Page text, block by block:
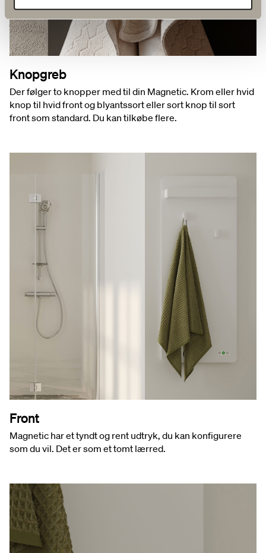
Knopgreb
Der følger to knopper med til din Magnetic. Krom eller hvid
knop til hvid front og blyantssort eller sort knop til sort
front som standard. Du kan tilkøbe flere.
Front
Magnetic har et tyndt og rent udtryk, du kan konfigurere
som du vil. Det er som et tomt lærred.